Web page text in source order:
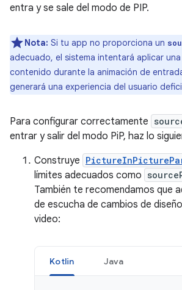
entra y se sale del modo de PIP.
Nota: Si tu app no proporciona un
adecuado, el sistema intentará aplicar
contenido durante la animación de
generará una experiencia del usuario
Para configurar correctamente
entrar y salir del modo PiP, haz lo
Construye
límites adecuados como
También te recomendamos que
de escucha de cambios de
video:
Kotlin Java